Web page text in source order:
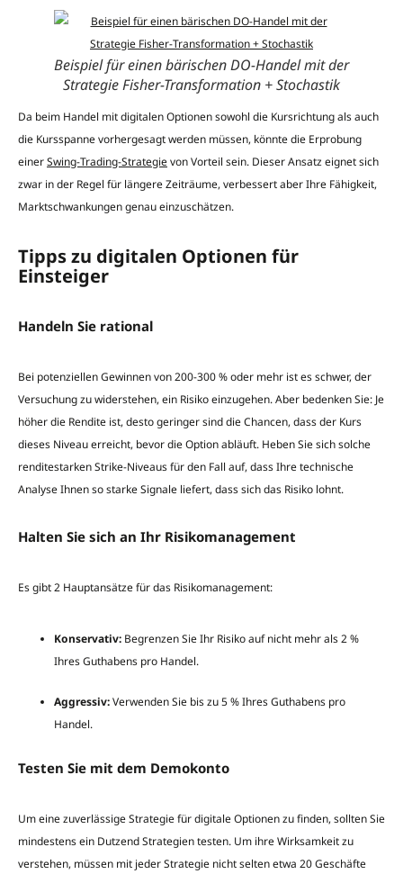
Beispiel für einen bärischen DO-Handel mit der
Strategie Fisher-Transformation + Stochastik
Da beim Handel mit digitalen Optionen sowohl die Kursrichtung als auch
die Kursspanne vorhergesagt werden müssen, könnte die Erprobung
einerSwing-Trading-Strategievon Vorteil sein. Dieser Ansatz eignet sich
zwar in der Regel für längere Zeiträume, verbessert aber Ihre Fähigkeit,
Marktschwankungen genau einzuschätzen.
Tipps zu digitalen Optionen für
Einsteiger
Handeln Sie rational
Bei potenziellen Gewinnen von 200-300 % oder mehr ist es schwer, der
Versuchung zu widerstehen, ein Risiko einzugehen. Aber bedenken Sie: Je
höher die Rendite ist, desto geringer sind die Chancen, dass der Kurs
dieses Niveau erreicht, bevor die Option abläuft. Heben Sie sich solche
renditestarken Strike-Niveaus für den Fall auf, dass Ihre technische
Analyse Ihnen so starke Signale liefert, dass sich das Risiko lohnt.
Halten Sie sich an Ihr Risikomanagement
Es gibt 2 Hauptansätze für das Risikomanagement:
Konservativ: Begrenzen Sie Ihr Risiko auf nicht mehr als 2 %
Ihres Guthabens pro Handel.
Aggressiv:Verwenden Sie bis zu 5 % Ihres Guthabens pro
Handel.
Testen Sie mit dem Demokonto
Um eine zuverlässige Strategie für digitale Optionen zu finden, sollten Sie
mindestens ein Dutzend Strategien testen. Um ihre Wirksamkeit zu
verstehen, müssen mit jeder Strategie nicht selten etwa 20 Geschäfte